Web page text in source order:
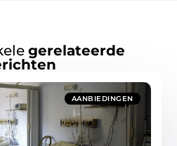
gerelateerde
AANBIEDINGEN